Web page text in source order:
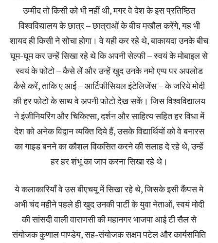
उम्मीद तो किसी को भी नहीं थी, मगर वे देश के इस प्रतिष्ठित
विश्वविद्यालय के छात्र – छात्राओं के बीच मखौल करेंगे, यह भी
शायद ही किसी ने सोचा होगा। वे यही कर रहे थे, बाकायदा उनके बीच
घूम-घूम कर उन्हें सिखा रहे थे कि अपनी सेल्फी – स्वयं के मोबाइल से
स्वयं के फोटो – कैसे लें और उन्हें खुद उनके नमो एप्प पर अपलोड
कैसे करें, ताकि ए आई – आर्टिफीसियल इंटेलिजेंस – के जरिये मोदी
की हर फोटो के साथ वे अपनी फोटो देख सकें। जिस विश्वविद्यालय
ने इंजीनियरिंग और चिकित्सा, दर्शन और साहित्य सहित हर विधा में
देश को अनेक विद्वान व्यक्ति दिये हैं, उसके विद्यार्थियों को वे बनारस
का गाइड बनने का कौशल विकसित करने की सलाह दे रहे थे, उन्हें
हर हर शंभू का जाप करना सिखा रहे थे।
ये कलाकारियाँ वे उस बीएचयू में सिखा रहे थे, जिसके इसी कैंपस मे
अभी चंद महीने पहले ही खुद उनकी पार्टी के युवा नेताओं, स्वयं मोदी
की सांसदी वाली वाराणसी की महानगर भाजपा आई टी सैल से
संयोजक कुणाल पाण्डेय, सह-संयोजक सक्षम पटेल और कार्यसमिति